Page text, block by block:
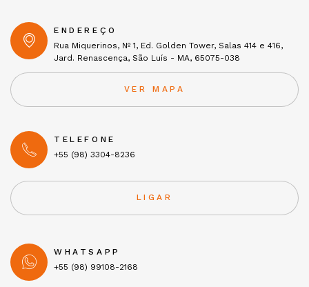
ENDEREÇO
Rua Miquerinos, Nº 1, Ed. Golden Tower, Salas 414 e 416,
Jard. Renascença, São Luís - MA, 65075-038
VER MAPA
TELEFONE
+55 (98) 3304-8236
LIGAR
WHATSAPP
+55 (98) 99108-2168